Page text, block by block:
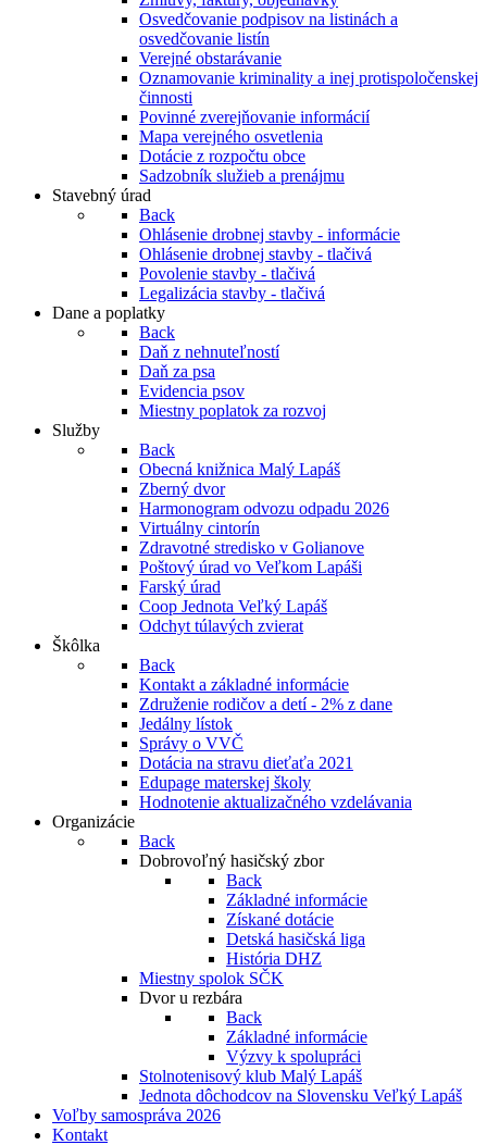
Osvedčovanie podpisov na listinách a
osvedčovanie listín
Verejné obstarávanie
Oznamovanie kriminality a inej protispoločenskej
činnosti
Povinné zverejňovanie informácií
Mapa verejného osvetlenia
Dotácie z rozpočtu obce
Sadzobník služieb a prenájmu
Stavebný úrad
Back
Ohlásenie drobnej stavby - informácie
Ohlásenie drobnej stavby - tlačivá
Povolenie stavby - tlačivá
Legalizácia stavby - tlačivá
Dane a poplatky
Back
Daň z nehnuteľností
Daň za psa
Evidencia psov
Miestny poplatok za rozvoj
Služby
Back
Obecná knižnica Malý Lapáš
Zberný dvor
Harmonogram odvozu odpadu 2026
Virtuálny cintorín
Zdravotné stredisko v Golianove
Poštový úrad vo Veľkom Lapáši
Farský úrad
Coop Jednota Veľký Lapáš
Odchyt túlavých zvierat
Škôlka
Back
Kontakt a základné informácie
Združenie rodičov a detí - 2% z dane
Jedálny lístok
Správy o VVČ
Dotácia na stravu dieťaťa 2021
Edupage materskej školy
Hodnotenie aktualizačného vzdelávania
Organizácie
Back
Dobrovoľný hasičský zbor
Back
Základné informácie
Získané dotácie
Detská hasičská liga
História DHZ
Miestny spolok SČK
Dvor u rezbára
Back
Základné informácie
Výzvy k spolupráci
Stolnotenisový klub Malý Lapáš
Jednota dôchodcov na Slovensku Veľký Lapáš
Voľby samospráva 2026
Kontakt